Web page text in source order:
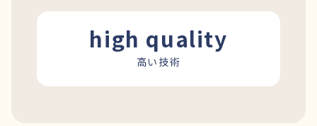
high quality
高い技術